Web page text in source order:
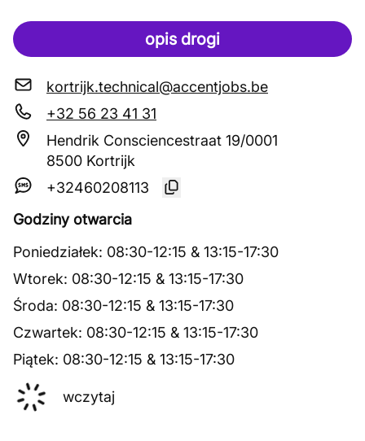
opis drogi
kortrijk.technical@accentjobs.be
+32 56 23 41 31
Hendrik Consciencestraat 19/0001
8500 Kortrijk
+32460208113
Godziny otwarcia
Poniedziałek: 08:30-12:15 & 13:15-17:30
Wtorek: 08:30-12:15 & 13:15-17:30
Środa: 08:30-12:15 & 13:15-17:30
Czwartek: 08:30-12:15 & 13:15-17:30
Piątek: 08:30-12:15 & 13:15-17:30
wczytaj